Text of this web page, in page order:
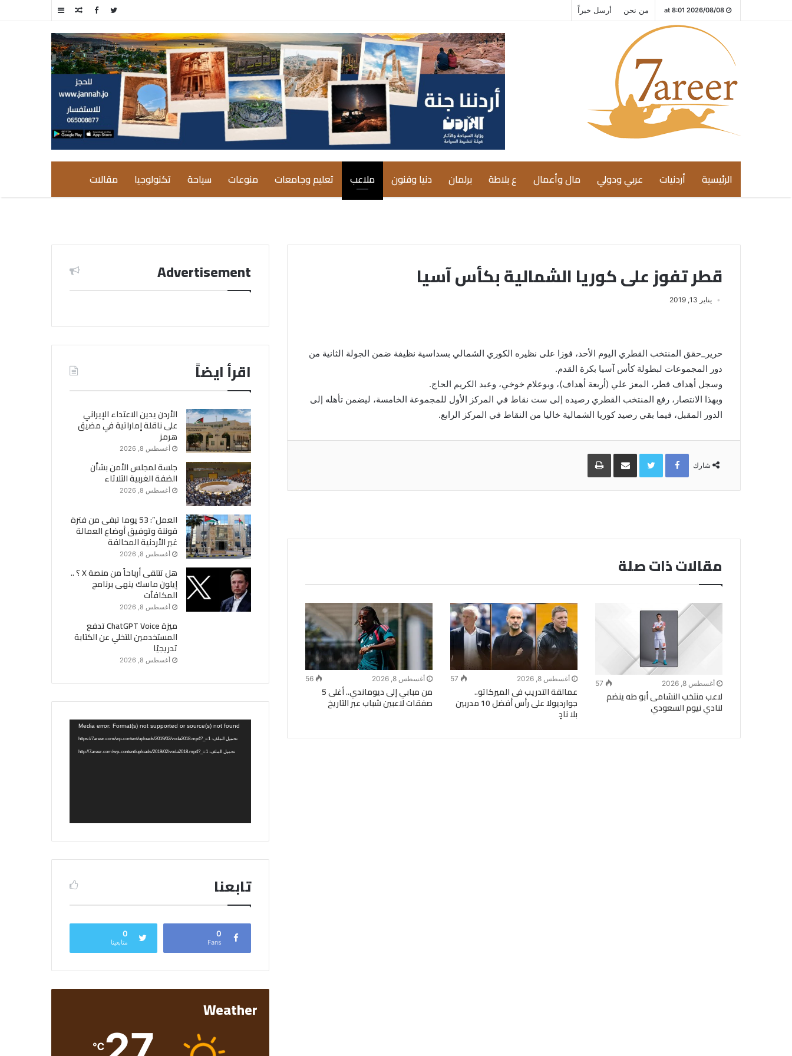
2026/08/08 at 8:01 من نحن أرسل خبراً إضافة
جانبي
مقال
الرئيسية أردنيات عربي ودولي مال وأعمال ع بلاطة برلمان دنيا وفنون ملاعب تعليم وجامعات منوعات سياحة تكنولوجيا مقالات
قطر تفوز على كوريا الشمالية بكأس آسيا
يناير 13, 2019
حرير_حقق المنتخب القطري اليوم الأحد، فوزا على نظيره الكوري الشمالي بسداسية نظيفة ضمن الجولة الثانية من
دور المجموعات لبطولة كأس آسيا بكرة القدم.
وسجل أهداف قطر، المعز علي (أربعة أهداف)، وبوعلام خوخي، وعبد الكريم الحاج.
وبهذا الانتصار، رفع المنتخب القطري رصيده إلى ست نقاط في المركز الأول للمجموعة الخامسة، ليضمن تأهله إلى
الدور المقبل، فيما بقي رصيد كوريا الشمالية خاليا من النقاط في المركز الرابع.
شارك
Facebook
Twitterمشاركة
البريد
طباعة
مقالات ذات صلة
أغسطس 8, 2026 57
لاعب منتخب النشامى أبو طه ينضم
لنادي نيوم السعودي
أغسطس 8, 2026 57
عمالقة التدريب فى الميركاتو..
جوارديولا على رأس أفضل 10 مدربين
بلا نادٍ
أغسطس 8, 2026 56
من مبابي إلى ديوماندي.. أغلى 5
صفقات لاعبين شباب عبر التاريخ
Advertisement
اقرأ ايضاً
الأردن يدين الاعتداء الإيراني
على ناقلة إماراتية في مضيق
هرمز
أغسطس 8, 2026
جلسة لمجلس الأمن بشأن
الضفة الغربية الثلاثاء
أغسطس 8, 2026
العمل”: 53 يوما تبقى من فترة
قوننة وتوفيق أوضاع العمالة
غير الأردنية المخالفة
أغسطس 8, 2026
هل تتلقى أرباحاً من منصة X ؟ ..
إيلون ماسك ينهى برنامج
المكافآت
أغسطس 8, 2026
ميزة ChatGPT Voice تدفع
المستخدمين للتخلي عن الكتابة
تدريجيًا
أغسطس 8, 2026
مشغل
الفيديو
Media error: Format(s) not supported or source(s) not found
تحميل الملف: https://7areer.com/wp-content/uploads/2019/02/voda2018.mp4?_=1
تحميل الملف: http://7areer.com/wp-content/uploads/2019/02/voda2018.mp4?_=1
تابعنا
0
Fans
0
متابعينا
Weather
℃